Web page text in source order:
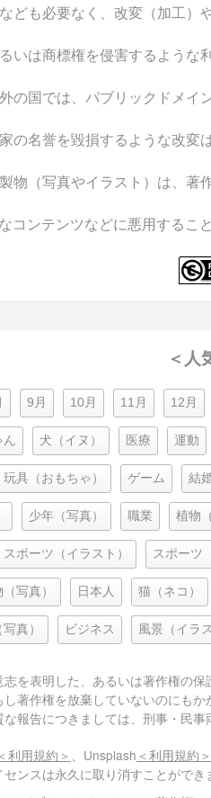
ども必要なく、改変（加工）
いは商標権を侵害するような
の国では、パブリックドメイ
の名誉を毀損するような改変
物（写真やイラスト）は、著
コンテンツなどに悪用するこ
＜人
9月 10月 11月 12月
ん 犬（イヌ） 医療 運動
玩具（おもちゃ） ゲーム 結
少年（写真） 職業 植物
スポーツ（イラスト） スポーツ
写真） 日本人 猫（ネコ）
真） ビジネス 風景（イラ
を表明した、あるいは著作権の
著作権を放棄していないのにも
報告につきましては、刑事・民事
＜利用規約＞ 、Unsplash ＜利用規約＞
ンスは永久に取り消すことができ